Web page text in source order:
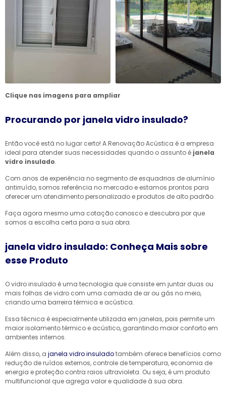
Clique nas imagens para ampliar
Procurando por janela vidro insulado?
Então você está no lugar certo! A Renovação Acústica é a empresa
ideal para atender suas necessidades quando o assunto é janela
vidro insulado.
Com anos de experiência no segmento de esquadrias de alumínio
antirruído, somos referência no mercado e estamos prontos para
oferecer um atendimento personalizado e produtos de alto padrão.
Faça agora mesmo uma cotação conosco e descubra por que
somos a escolha certa para a sua obra.
janela vidro insulado: Conheça Mais sobre
esse Produto
O vidro insulado é uma tecnologia que consiste em juntar duas ou
mais folhas de vidro com uma camada de ar ou gás no meio,
criando uma barreira térmica e acústica.
Essa técnica é especialmente utilizada em janelas, pois permite um
maior isolamento térmico e acústico, garantindo maior conforto em
ambientes internos.
Além disso, a janela vidro insuladotambém oferece benefícios como
redução de ruídos externos, controle de temperatura, economia de
energia e proteção contra raios ultravioleta. Ou seja, é um produto
multifuncional que agrega valor e qualidade à sua obra.